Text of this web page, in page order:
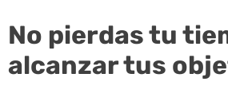
No pierdas tu
alcanzar tus